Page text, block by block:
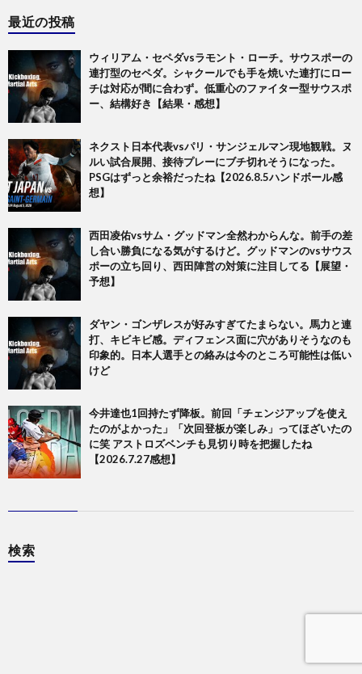
最近の投稿
ウィリアム・セペダvsラモント・ローチ。サウスポーの
連打型のセペダ。シャクールでも手を焼いた連打にロー
チは対応が間に合わず。低重心のファイター型サウスポ
ー、結構好き【結果・感想】
ネクスト日本代表vsパリ・サンジェルマン現地観戦。ヌ
ルい試合展開、接待プレーにブチ切れそうになった。
PSGはずっと余裕だったね【2026.8.5ハンドボール感
想】
西田凌佑vsサム・グッドマン全然わからんな。前手の差
し合い勝負になる気がするけど。グッドマンのvsサウス
ポーの立ち回り、西田陣営の対策に注目してる【展望・
予想】
ダヤン・ゴンザレスが好みすぎてたまらない。馬力と連
打、キビキビ感。ディフェンス面に穴がありそうなのも
印象的。日本人選手との絡みは今のところ可能性は低い
けど
今井達也1回持たず降板。前回「チェンジアップを使え
たのがよかった」「次回登板が楽しみ」ってほざいたの
に笑 アストロズベンチも見切り時を把握したね
【2026.7.27感想】
検索